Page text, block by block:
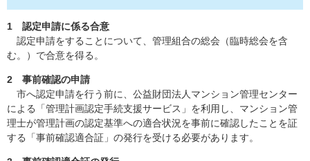
1 認定申請に係る合意
認定申請をすることについて、管理組合の総会（臨時総会を含
む。）で合意を得る。
2 事前確認の申請
市へ認定申請を行う前に、公益財団法人マンション管理センター
による「管理計画認定手続支援サービス」を利用し、マンション管
理士が管理計画の認定基準への適合状況を事前に確認したことを証
する「事前確認適合証」の発行を受ける必要があります。